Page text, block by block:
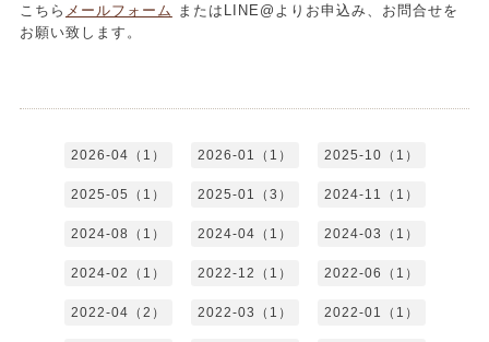
こちら メールフォーム
またはLINE@よりお申込み、お問合せを
お願い致します。
2026-04（1） 2026-01（1） 2025-10（1）
2025-05（1） 2025-01（3） 2024-11（1）
2024-08（1） 2024-04（1） 2024-03（1）
2024-02（1） 2022-12（1） 2022-06（1）
2022-04（2） 2022-03（1） 2022-01（1）